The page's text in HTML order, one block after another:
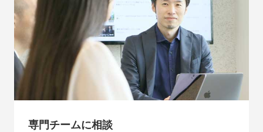
専門チームに相談